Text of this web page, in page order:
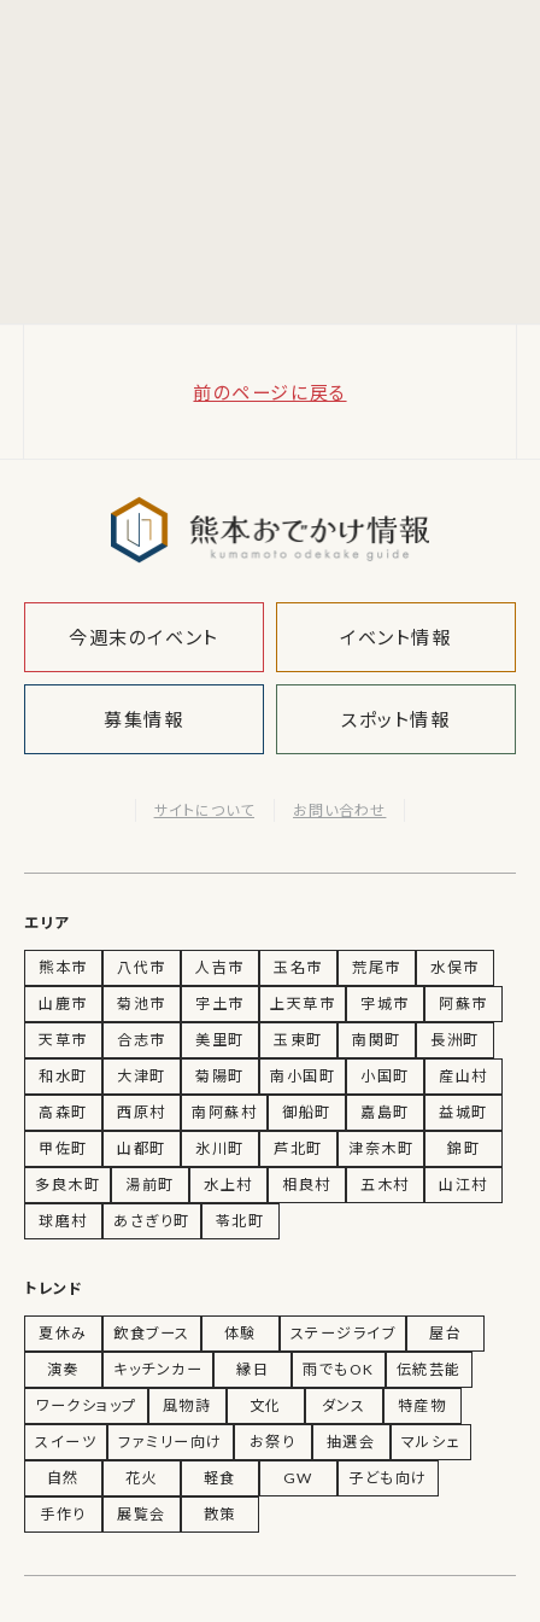
前のページに戻る
今週末のイベント イベント情報
募集情報 スポット情報
サイトについて お問い合わせ
エリア
熊本市 八代市 人吉市 玉名市 荒尾市
水俣市
山鹿市
菊池市 宇土市 上天草市 宇城市
阿蘇市
天草市
合志市 美里町 玉東町 南関町
長洲町
和水町
大津町 菊陽町 南小国町 小国町
産山村
高森町
西原村 南阿蘇村 御船町 嘉島町
益城町
甲佐町
山都町 氷川町 芦北町 津奈木町
錦町
多良木町
湯前町 水上村 相良村 五木村
山江村
球磨村
あさぎり町 苓北町
トレンド
夏休み 飲食ブース 体験 ステージライブ
屋台
演奏
キッチンカー 縁日 雨でもOK
伝統芸能
ワークショップ
風物詩 文化 ダンス
特産物
スイーツ
ファミリー向け お祭り 抽選会
マルシェ
自然
花火 軽食 GW
子ども向け
手作り
展覧会 散策